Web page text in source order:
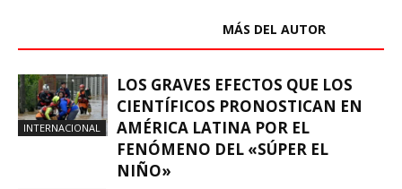
MÁS DEL AUTOR
INTERNACIONAL
LOS GRAVES EFECTOS QUE LOS
CIENTÍFICOS PRONOSTICAN EN
AMÉRICA LATINA POR EL
FENÓMENO DEL «SÚPER EL
NIÑO»